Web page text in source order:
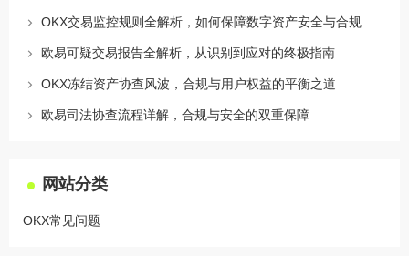
欧易可疑交易报告全解析，从识别到应对的终极指南
OKX冻结资产协查风波，合规与用户权益的平衡之道
欧易司法协查流程详解，合规与安全的双重保障
网站分类
OKX常见问题